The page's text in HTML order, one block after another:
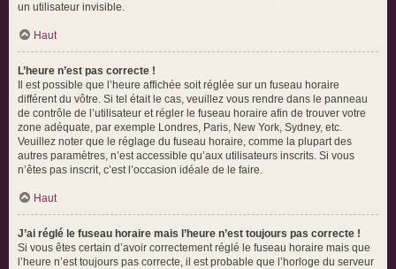
un utilisateur invisible.
Haut
L’heure n’est pas correcte !
Il est possible que l’heure affichée soit réglée sur un fuseau horaire
différent du vôtre. Si tel était le cas, veuillez vous rendre dans le panneau
de contrôle de l’utilisateur et régler le fuseau horaire afin de trouver votre
zone adéquate, par exemple Londres, Paris, New York, Sydney, etc.
Veuillez noter que le réglage du fuseau horaire, comme la plupart des
autres paramètres, n’est accessible qu’aux utilisateurs inscrits. Si vous
n’êtes pas inscrit, c’est l’occasion idéale de le faire.
Haut
J’ai réglé le fuseau horaire mais l’heure n’est toujours pas correcte !
Si vous êtes certain d’avoir correctement réglé le fuseau horaire mais que
l’heure n’est toujours pas correcte, il est probable que l’horloge du serveur